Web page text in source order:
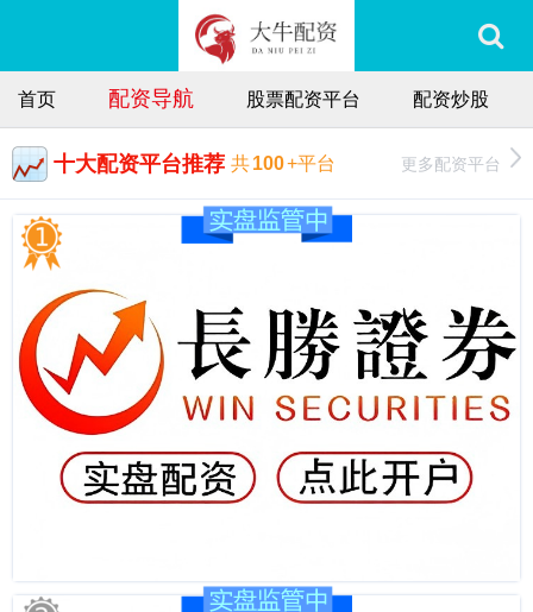
首页 配资导航 股票配资平台 配资炒股
十大配资平台推荐 共100+平台 更多配资平台